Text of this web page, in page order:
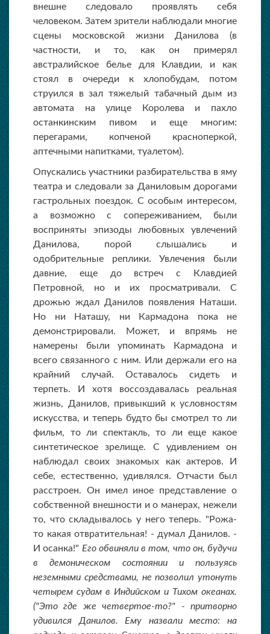
внешне следовало проявлять себя
человеком. Затем зрители наблюдали многие
сцены московской жизни Данилова (в
частности, и то, как он примерял
австралийское белье для Клавдии, и как
стоял в очереди к хлопобудам, потом
струился в зал тяжелый табачный дым из
автомата на улице Королева и пахло
останкинским пивом и еще многим:
перегарами, копченой красноперкой,
аптечными напитками, туалетом).
Опускались участники разбирательства в яму
театра и следовали за Даниловым дорогами
гастрольных поездок. С особым интересом,
а возможно с сопереживанием, были
восприняты эпизоды любовных увлечений
Данилова, порой слышались и
одобрительные реплики. Увлечения были
давние, еще до встреч с Клавдией
Петровной, но и их просматривали. С
дрожью ждал Данилов появления Наташи.
Но ни Наташу, ни Кармадона пока не
демонстрировали. Может, и впрямь не
намерены были упоминать Кармадона и
всего связанного с ним. Или держали его на
крайний случай. Оставалось сидеть и
терпеть. И хотя воссоздавалась реальная
жизнь, Данилов, привыкший к условностям
искусства, и теперь будто бы смотрел то ли
фильм, то ли спектакль, то ли еще какое
синтетическое зрелище. С удивлением он
наблюдал своих знакомых как актеров. И
себе, естественно, удивлялся. Отчасти был
расстроен. Он имел иное представление о
собственной внешности и о манерах, нежели
то, что складывалось у него теперь. "Рожа-
то какая отвратительная! - думал Данилов. -
И осанка!" Его обвиняли в том, что он, будучи
в демоническом состоянии и пользуясь
неземными средствами, не позволил утонуть
четырем судам в Индийском и Тихом океанах.
("Это где же четвертое-то?" - притворно
удивился Данилов. Ему назвали место: на